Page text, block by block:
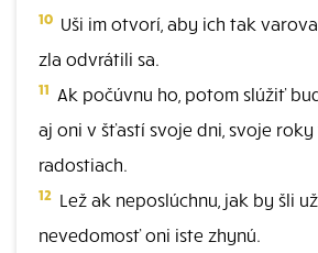
10 Uši im otvorí, aby ich tak
zla odvrátili sa.
11 Ak počúvnu ho, potom slúžiť
aj oni v šťastí svoje dni, svoje
radostiach.
12 Lež ak neposlúchnu, jak by šli
nevedomosť oni iste zhynú.